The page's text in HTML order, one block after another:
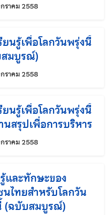
ราคม 2558แก้ไขล่าสุดเมื่อ:
ยนรู้เพื่อโลกวันพรุ่งนี้
มบูรณ์)
ราคม 2558แก้ไขล่าสุดเมื่อ:
ยนรู้เพื่อโลกวันพรุ่งนี้
นสรุปเพื่อการบริหาร
ราคม 2558แก้ไขล่าสุดเมื่อ:
และทักษะของ
นไทยสำหรับโลกวัน
(ฉบับสมบูรณ์)